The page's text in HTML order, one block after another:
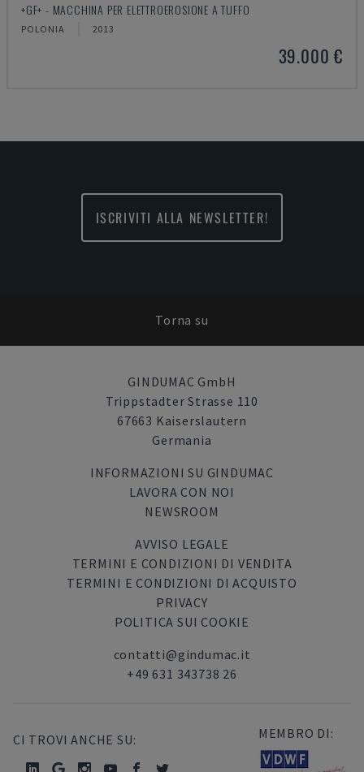
+GF+ - MACCHINA PER ELETTROEROSIONE A TUFFO
POLONIA 2013
39.000 €
ISCRIVITI ALLA NEWSLETTER!
Torna su
GINDUMAC GmbH
Trippstadter Strasse 110
67663 Kaiserslautern
Germania
INFORMAZIONI SU GINDUMAC
LAVORA CON NOI
NEWSROOM
AVVISO LEGALE
TERMINI E CONDIZIONI DI VENDITA
TERMINI E CONDIZIONI DI ACQUISTO
PRIVACY
POLITICA SUI COOKIE
contatti@gindumac.it
+49 631 343738 26
CI TROVI ANCHE SU: MEMBRO DI: